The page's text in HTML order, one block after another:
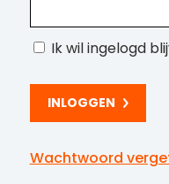
Ik wil ingelogd
Wachtwoord